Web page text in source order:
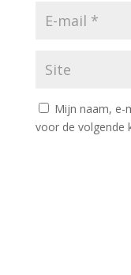
Mijn naam, e-
voor de volgende